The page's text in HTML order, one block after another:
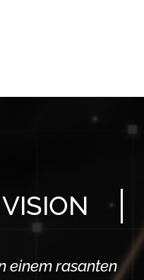
einem rasanten